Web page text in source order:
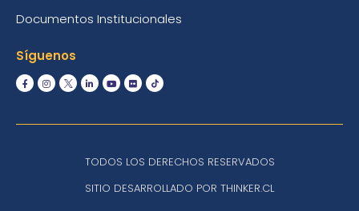
Documentos Institucionales
Síguenos
TODOS LOS DERECHOS RESERVADOS
SITIO DESARROLLADO POR THINKER.CL